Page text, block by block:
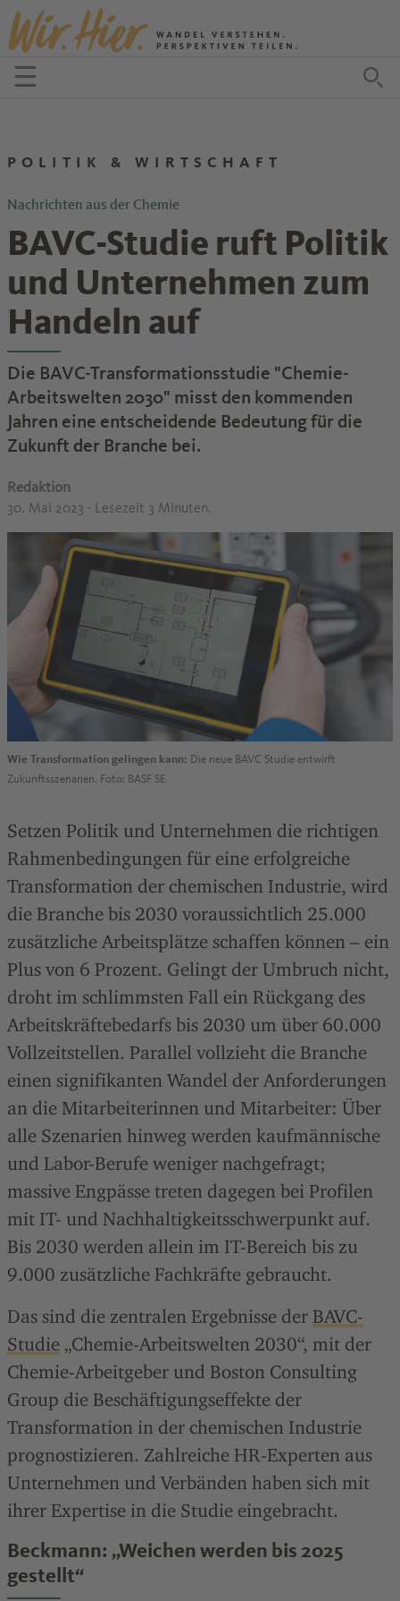
Zum Inhalt springen
☰Menü öffnen
POLITIK & WIRTSCHAFT
Nachrichten aus der Chemie
BAVC-Studie ruft Politik
und Unternehmen zum
Handeln auf
Die BAVC-Transformationsstudie "Chemie-
Arbeitswelten 2030" misst den kommenden
Jahren eine entscheidende Bedeutung für die
Zukunft der Branche bei.
Redaktion
30. Mai 2023 · Lesezeit 3 Minuten.
Wie Transformation gelingen kann: Die neue BAVC Studie entwirft
Zukunftsszenarien. Foto: BASF SE
Setzen Politik und Unternehmen die richtigen
Rahmenbedingungen für eine erfolgreiche
Transformation der chemischen Industrie, wird
die Branche bis 2030 voraussichtlich 25.000
zusätzliche Arbeitsplätze schaffen können – ein
Plus von 6 Prozent. Gelingt der Umbruch nicht,
droht im schlimmsten Fall ein Rückgang des
Arbeitskräftebedarfs bis 2030 um über 60.000
Vollzeitstellen. Parallel vollzieht die Branche
einen signifikanten Wandel der Anforderungen
an die Mitarbeiterinnen und Mitarbeiter: Über
alle Szenarien hinweg werden kaufmännische
und Labor-Berufe weniger nachgefragt;
massive Engpässe treten dagegen bei Profilen
mit IT- und Nachhaltigkeitsschwerpunkt auf.
Bis 2030 werden allein im IT-Bereich bis zu
9.000 zusätzliche Fachkräfte gebraucht.
Das sind die zentralen Ergebnisse der BAVC-
Studie „Chemie-Arbeitswelten 2030“, mit der
Chemie-Arbeitgeber und Boston Consulting
Group die Beschäftigungseffekte der
Transformation in der chemischen Industrie
prognostizieren. Zahlreiche HR-Experten aus
Unternehmen und Verbänden haben sich mit
ihrer Expertise in die Studie eingebracht.
Beckmann: „Weichen werden bis 2025
gestellt“